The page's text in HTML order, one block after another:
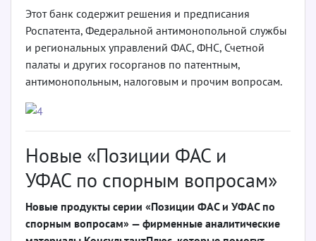
Этот банк содержит решения и предписания
Роспатента, Федеральной антимонопольной службы
и региональных управлений ФАС, ФНС, Счетной
палаты и других госорганов по патентным,
антимонопольным, налоговым и прочим вопросам.
Новые «Позиции ФАС и
УФАС по спорным вопросам»
Новые продукты серии «Позиции ФАС и УФАС по
спорным вопросам» — фирменные аналитические